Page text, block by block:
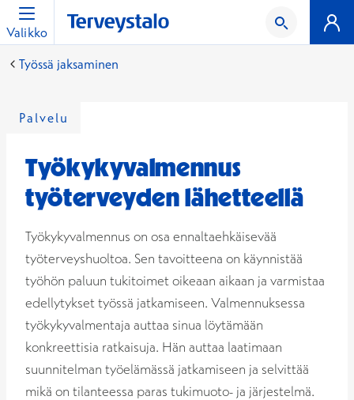
Valikko
Työssä jaksaminen
Palvelu
Työkykyvalmennus
työterveyden lähetteellä
Työkykyvalmennus on osa ennaltaehkäisevää
työterveyshuoltoa. Sen tavoitteena on käynnistää
työhön paluun tukitoimet oikeaan aikaan ja varmistaa
edellytykset työssä jatkamiseen. Valmennuksessa
työkykyvalmentaja auttaa sinua löytämään
konkreettisia ratkaisuja. Hän auttaa laatimaan
suunnitelman työelämässä jatkamiseen ja selvittää
mikä on tilanteessa paras tukimuoto- ja järjestelmä.